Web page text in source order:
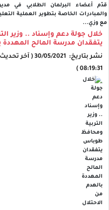
قدّم أعضاء البرلمان الطلابي في
والمبادرات الخاصة بتطوير العملية
مع وزي...
خلال جولة دعم وإسناد .. وزير
يتفقدان مدرسة المالح المهددة
08:19:31 )